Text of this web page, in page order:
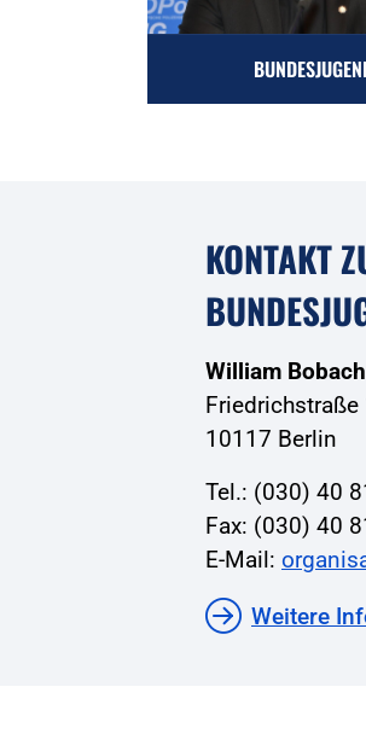
KONTAKT
William Bobach
Friedrichstraße
10117 Berlin
Tel.: (030) 40
Fax: (030) 40
E-Mail:
Weitere